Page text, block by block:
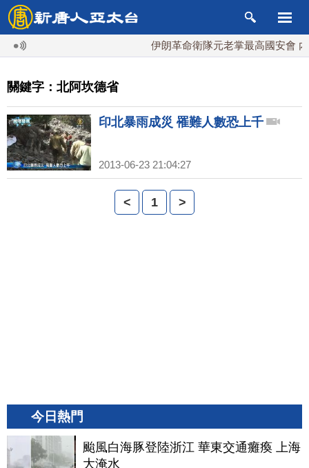
伊朗革命衛隊元老掌最高國安會 內
關鍵字：北阿坎德省
印北暴雨成災 罹難人數恐上千
2013-06-23 21:04:27
< 1 >
今日熱門
颱風白海豚登陸浙江 華東交通癱瘓 上海
大淹水